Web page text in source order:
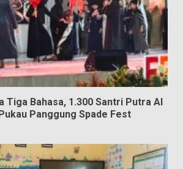
Tiga Bahasa, 1.300 Santri Putra Al
Panggung Spade Fest